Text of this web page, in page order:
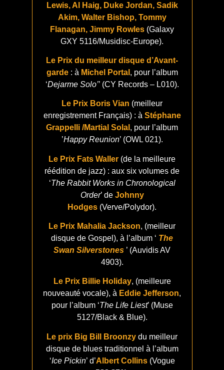
Lewis, Al Haig, Duke Jordan, Sadik
Akim, Walter Bishop, Tommy
Flanagan, Jimmy Rowles (Galaxy
GXY 5116/Musidisc-Europe).
Le Prix du meilleur disque d’Avant-
garde: à Michel Portal , pour l’album
‘Dejarme Solo’’ (CY Records – L010).
Le Prix Boris Vian (meilleur
enregistrement Français) : à Stéphane
Grappelli /Martial Solal , pour l’album
’Happy Reunion’ (OWL 021).
Le Prix Fats Waller (de la meilleure
réédition de jazz) : aux six volumes de
‘The Rabbit Works in Chronological
Order’ de Johnny
Hodges (Verve/Polydor).
Le Prix Mahalia Jackson, (meilleur
disque de Gospel), à l’album ‘ The
Swan Silverstones ’ (Auvidis AV
4903).
Le Prix Billie Holiday, (meilleure
nouveauté vocale), à Eddie Jefferson,
pour l’album ‘The Life Liest’ (Muse
5127/Black & Blue).
Le prix Big Bill Broonzy du meilleur
disque de blues traditionnel à l’album
‘Ice Pickin’ d’Albert Collins(Vogue